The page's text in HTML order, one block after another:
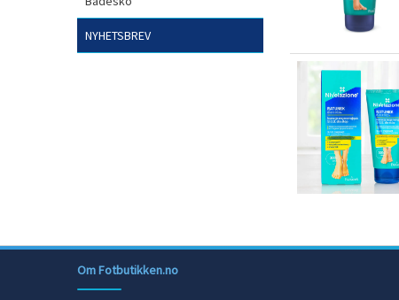
NYHETSBREV
Om Fotbutikken.no